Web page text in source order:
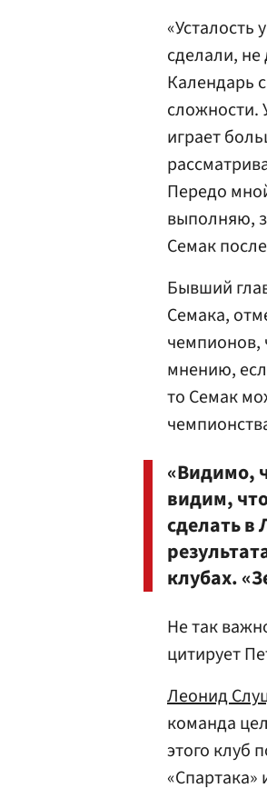
сделали,
Календарь
сложности.
играет
Передо
выполняю,
Семак
Бывший
Семака,
чемпионов,
мнению,
то Семак
«Видимо,
видим,
сделать в
клубах.
Не так
цитирует
Леонид
команда
этого клуб